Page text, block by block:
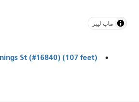
ماب ليبر
St (#16840) (107 feet)